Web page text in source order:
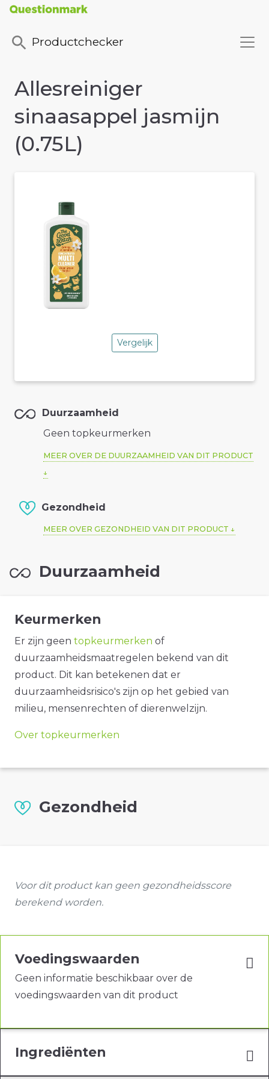
Productchecker
Allesreiniger
sinaasappel jasmijn
(0.75L)
Vergelijk
Duurzaamheid
Geen topkeurmerken
MEER OVER DE DUURZAAMHEID VAN DIT PRODUCT
Gezondheid
MEER OVER GEZONDHEID VAN DIT PRODUCT
Duurzaamheid
Keurmerken
Er zijn geen topkeurmerken of
duurzaamheidsmaatregelen bekend van dit
product. Dit kan betekenen dat er
duurzaamheidsrisico's zijn op het gebied van
milieu, mensenrechten of dierenwelzijn.
Over topkeurmerken
Gezondheid
Voor dit product kan geen gezondheidsscore
berekend worden.
Voedingswaarden
Geen informatie beschikbaar over de
voedingswaarden van dit product
Ingrediënten